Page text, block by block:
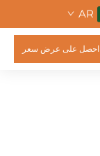
AR
احصل على عرض سعر